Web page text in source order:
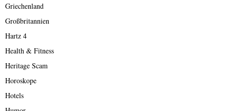
Griechenland
Großbritannien
Hartz 4
Health & Fitness
Heritage Scam
Horoskope
Hotels